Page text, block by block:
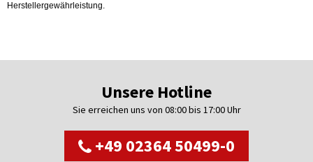
Herstellergewährleistung.
Unsere Hotline
Sie erreichen uns von 08:00 bis 17:00 Uhr
+49 02364 50499-0